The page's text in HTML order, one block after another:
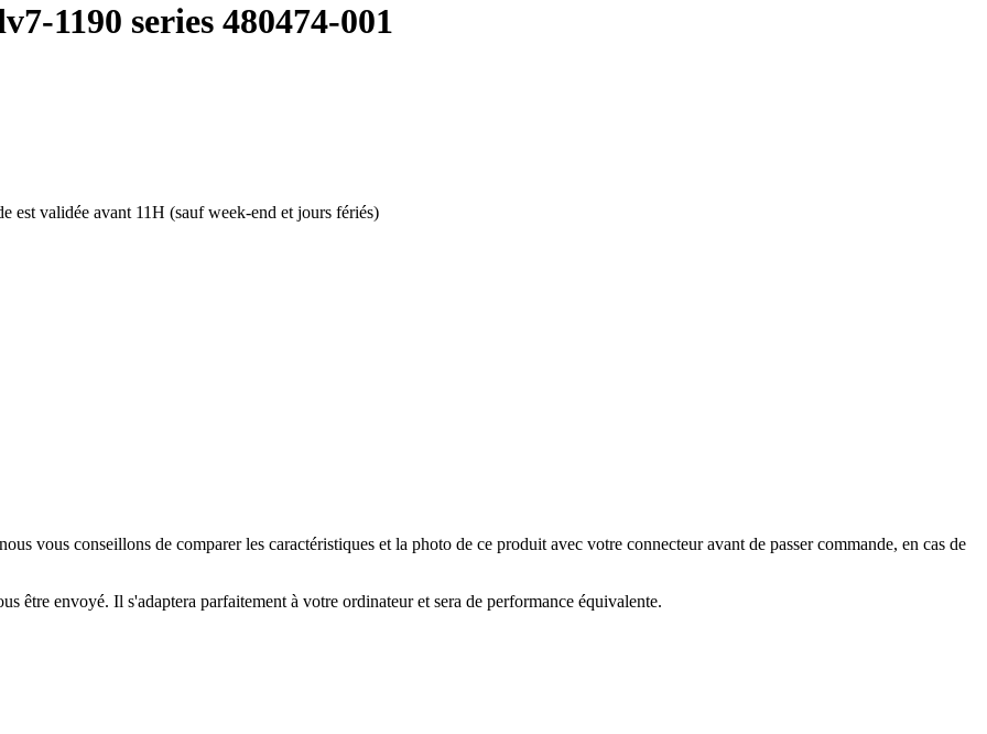
1190 series 480474-001
est validée avant 11H (sauf week-end et jours fériés)
vous conseillons de comparer les caractéristiques et la photo de ce produit avec votre connecteur avant de passer commande, en cas de
être envoyé. Il s'adaptera parfaitement à votre ordinateur et sera de performance équivalente.